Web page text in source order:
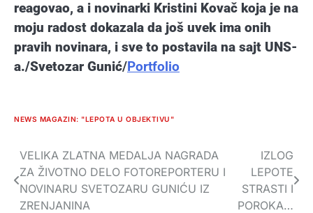
reagovao, a i novinarki Kristini Kovač koja je na
moju radost dokazala da još uvek ima onih
pravih novinara, i sve to postavila na sajt UNS-
a./Svetozar Gunić/Portfolio
NEWS MAGAZIN: "LEPOTA U OBJEKTIVU"
Navigacija
članaka
VELIKA ZLATNA MEDALJA NAGRADA
ZA ŽIVOTNO DELO FOTOREPORTERU I
NOVINARU SVETOZARU GUNIĆU IZ
ZRENJANINA
IZLOG
LEPOTE
STRASTI I
POROKA…